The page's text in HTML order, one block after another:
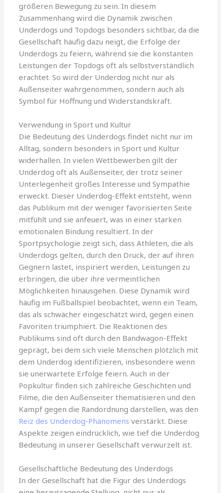
größeren Bewegung zu sein. In diesem
Zusammenhang wird die Dynamik zwischen
Underdogs und Topdogs besonders sichtbar, da die
Gesellschaft häufig dazu neigt, die Erfolge der
Underdogs zu feiern, während sie die konstanten
Leistungen der Topdogs oft als selbstverständlich
erachtet. So wird der Underdog nicht nur als
Außenseiter wahrgenommen, sondern auch als
Symbol für Hoffnung und Widerstandskraft.
Verwendung in Sport und Kultur
Die Bedeutung des Underdogs findet nicht nur im
Alltag, sondern besonders in Sport und Kultur
widerhallen. In vielen Wettbewerben gilt der
Underdog oft als Außenseiter, der trotz seiner
Unterlegenheit großes Interesse und Sympathie
erweckt. Dieser Underdog-Effekt entsteht, wenn
das Publikum mit der weniger favorisierten Seite
mitfühlt und sie anfeuert, was in einer starken
emotionalen Bindung resultiert. In der
Sportpsychologie zeigt sich, dass Athleten, die als
Underdogs gelten, durch den Druck, der auf ihren
Gegnern lastet, inspiriert werden, Leistungen zu
erbringen, die über ihre vermeintlichen
Möglichkeiten hinausgehen. Diese Dynamik wird
häufig im Fußballspiel beobachtet, wenn ein Team,
das als schwächer eingeschätzt wird, gegen einen
Favoriten triumphiert. Die Reaktionen des
Publikums sind oft durch den Bandwagon-Effekt
geprägt, bei dem sich viele Menschen plötzlich mit
dem Underdog identifizieren, insbesondere wenn
sie unerwartete Erfolge feiern. Auch in der
Popkultur finden sich zahlreiche Geschichten und
Filme, die den Außenseiter thematisieren und den
Kampf gegen die Randordnung darstellen, was den
Reiz des Underdog-Phänomens verstärkt. Diese
Aspekte zeigen eindrücklich, wie tief die Underdog
Bedeutung in unserer Gesellschaft verwurzelt ist.
Gesellschaftliche Bedeutung des Underdogs
In der Gesellschaft hat die Figur des Underdogs